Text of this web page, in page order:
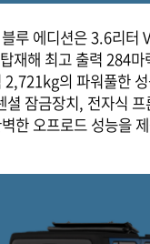
루 에디션은 3.6리터
재해 최고 출력 284마
의 파워풀한
셜 잠금장치, 전자식
한 오프로드 성능을